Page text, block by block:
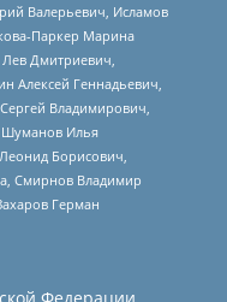
Валерьевич, Исламов
Паркер Марина
Лев Дмитриевич,
Алексей Геннадьевич,
Владимирович,
Шуманов Илья
Борисович,
Смирнов Владимир
Герман